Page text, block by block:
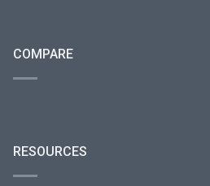
COMPARE
RESOURCES